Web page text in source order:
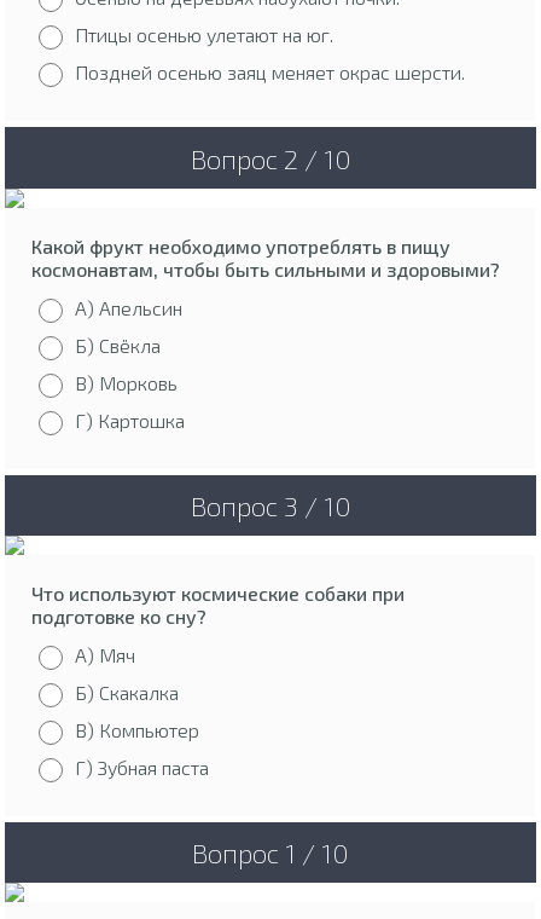
Птицы осенью улетают на юг.
Поздней осенью заяц меняет окрас шерсти.
Вопрос 2 / 10
Какой фрукт необходимо употреблять в пищу
космонавтам, чтобы быть сильными и здоровыми?
А) Апельсин
Б) Свёкла
В) Морковь
Г) Картошка
Вопрос 3 / 10
Что используют космические собаки при
подготовке ко сну?
А) Мяч
Б) Скакалка
В) Компьютер
Г) Зубная паста
Вопрос 1 / 10